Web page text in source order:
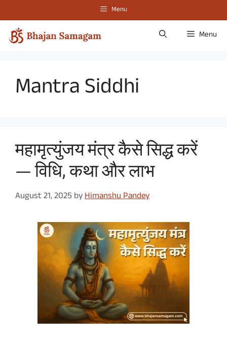
to
content
Menu
Menu
Mantra Siddhi
महामृत्युंजय मंत्र कैसे सिद्ध करें
— विधि, कथा और लाभ
August 21, 2025 byHimanshu Pandey